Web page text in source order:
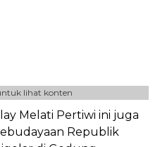
lihat konten
Melati Pertiwi ini juga
Republik